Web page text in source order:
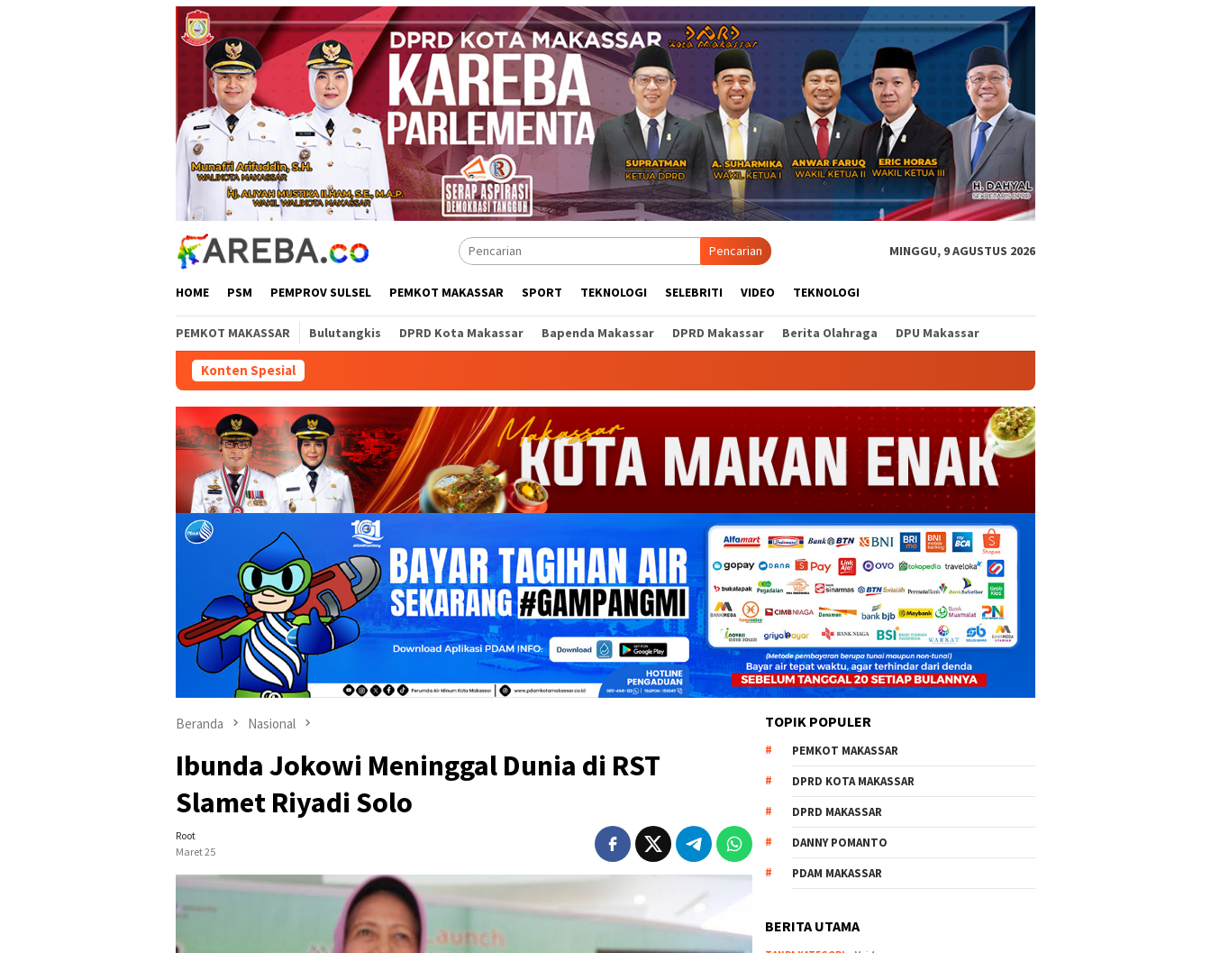
Pencarian MINGGU, 9 AGUSTUS 2026
HOME PSM PEMPROV SULSEL PEMKOT MAKASSAR SPORT TEKNOLOGI SELEBRITI VIDEO TEKNOLOGI
PEMKOT MAKASSAR Bulutangkis DPRD Kota Makassar Bapenda Makassar DPRD Makassar Berita Olahraga DPU Makassar
Konten Spesial
Beranda Nasional
Ibunda Jokowi Meninggal Dunia di RST
Slamet Riyadi Solo
Root
Maret 25
TOPIK POPULER
PEMKOT MAKASSAR
DPRD KOTA MAKASSAR
DPRD MAKASSAR
DANNY POMANTO
PDAM MAKASSAR
BERITA UTAMA